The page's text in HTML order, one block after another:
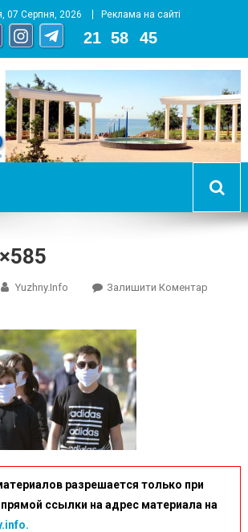
07 Серпня, 2026 Реклама на сайті
21 58 46
портал города Южный
Yuzhny.info Залишити КоментарOn
разрешается только при
ссылки на адрес материала на